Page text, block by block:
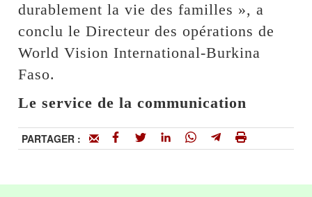
durablement la vie des familles », a
conclu le Directeur des opérations de
World Vision International-Burkina
Faso.
Le service de la communication
PARTAGER :